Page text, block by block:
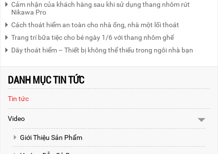
Cảm nhận của khách hàng sau khi sử dụng thang nhôm rút
Nikawa Pro
Cách thoát hiểm an toàn cho nhà ống, nhà một lối thoát
Trang trí bữa tiệc cho bé ngày 1/6 với thang nhôm ghế
Dây thoát hiểm – Thiết bị không thể thiếu trong ngôi nhà bạn
DANH MỤC TIN TỨC
Tin tức
Video
Giới Thiệu Sản Phẩm